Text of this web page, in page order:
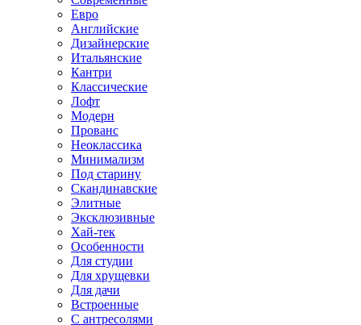
Евро
Английские
Дизайнерские
Итальянские
Кантри
Классические
Лофт
Модерн
Прованс
Неоклассика
Минимализм
Под старину
Скандинавские
Элитные
Эксклюзивные
Хай-тек
Особенности
Для студии
Для хрущевки
Для дачи
Встроенные
С антресолями